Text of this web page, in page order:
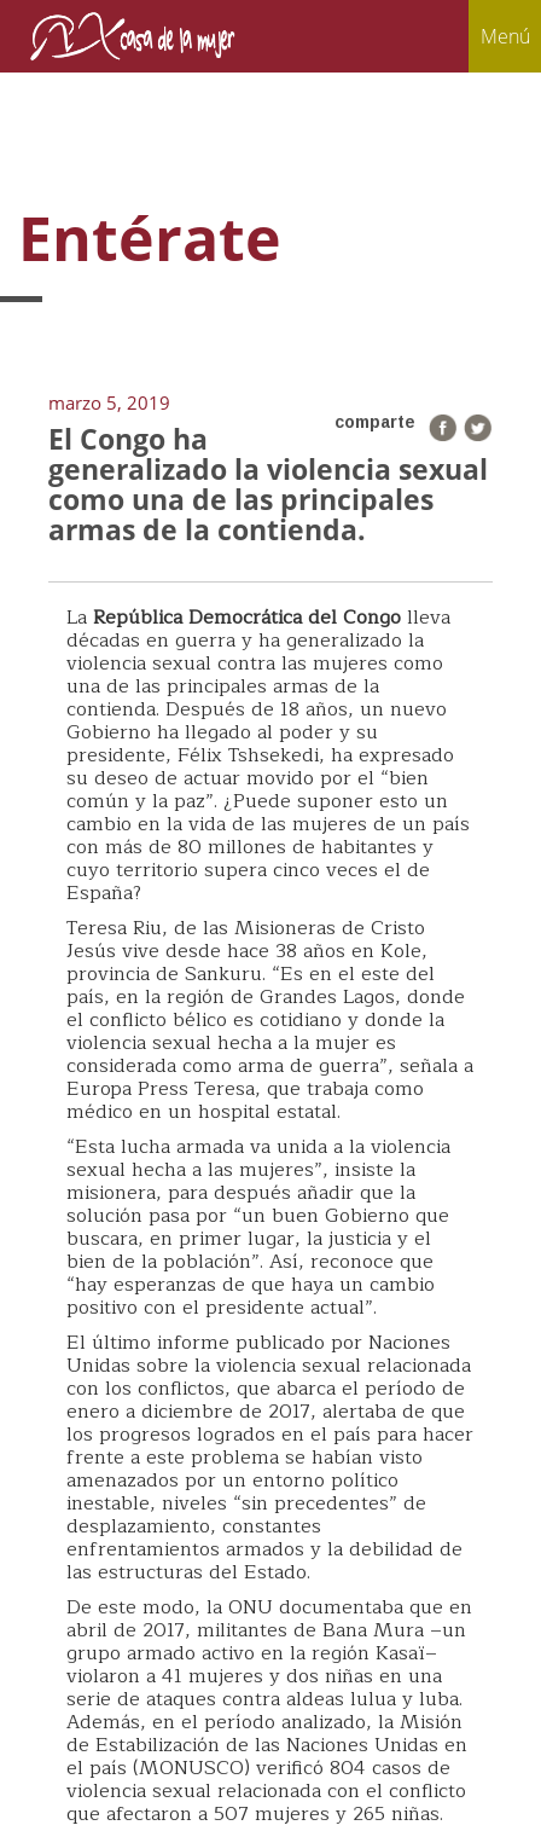
Menú
Entérate
marzo 5, 2019
comparte
El Congo ha
generalizado la violencia sexual
como una de las principales
armas de la contienda.
LaRepública Democrática del Congolleva
décadas en guerra y ha generalizado la
violencia sexual contra las mujeres como
una de las principales armas de la
contienda. Después de 18 años, un nuevo
Gobierno ha llegado al poder y su
presidente, Félix Tshsekedi, ha expresado
su deseo de actuar movido por el “bien
común y la paz”. ¿Puede suponer esto un
cambio en la vida de las mujeres de un país
con más de 80 millones de habitantes y
cuyo territorio supera cinco veces el de
España?
Teresa Riu, de las Misioneras de Cristo
Jesús vive desde hace 38 años en Kole,
provincia de Sankuru. “Es en el este del
país, en la región de Grandes Lagos, donde
el conflicto bélico es cotidiano y donde la
violencia sexual hecha a la mujer es
considerada como arma de guerra”, señala a
Europa Press Teresa, que trabaja como
médico en un hospital estatal.
“Esta lucha armada va unida a la violencia
sexual hecha a las mujeres”, insiste la
misionera, para después añadir que la
solución pasa por “un buen Gobierno que
buscara, en primer lugar, la justicia y el
bien de la población”. Así, reconoce que
“hay esperanzas de que haya un cambio
positivo con el presidente actual”.
El último informe publicado por Naciones
Unidas sobre la violencia sexual relacionada
con los conflictos, que abarca el período de
enero a diciembre de 2017, alertaba de que
los progresos logrados en el país para hacer
frente a este problema se habían visto
amenazados por un entorno político
inestable, niveles “sin precedentes” de
desplazamiento, constantes
enfrentamientos armados y la debilidad de
las estructuras del Estado.
De este modo, la ONU documentaba que en
abril de 2017, militantes de Bana Mura –un
grupo armado activo en la región Kasaï–
violaron a 41 mujeres y dos niñas en una
serie de ataques contra aldeas lulua y luba.
Además, en el período analizado, la Misión
de Estabilización de las Naciones Unidas en
el país (MONUSCO) verificó 804 casos de
violencia sexual relacionada con el conflicto
que afectaron a 507 mujeres y 265 niñas.